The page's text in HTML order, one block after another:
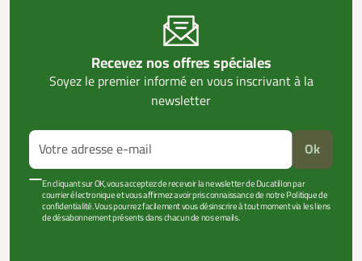
Recevez nos offres spéciales
Soyez le premier informé en vous inscrivant à la
newsletter
Ok
En cliquant sur OK, vous acceptez de recevoir la newsletter de Ducatillon par
courrier électronique et vous affirmez avoir pris connaissance de notre Politique de
confidentialité. Vous pourrez facilement vous désinscrire à tout moment via les liens
de désabonnement présents dans chacun de nos emails.